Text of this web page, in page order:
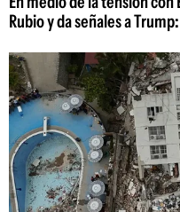
Rubio y da señales a